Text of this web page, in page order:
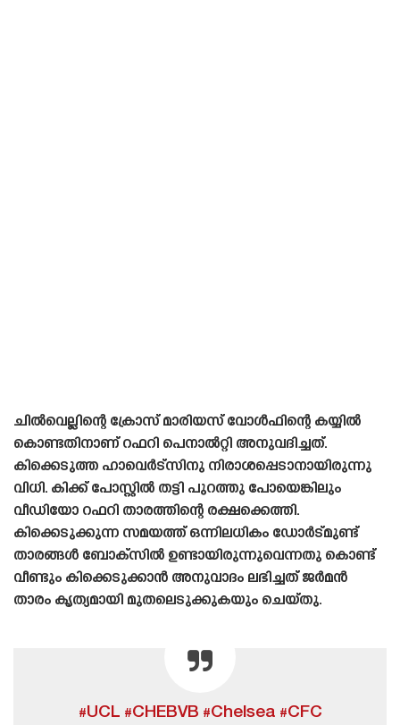
ചിൽവെല്ലിന്റെ ക്രോസ് മാരിയസ് വോൾഫിന്റെ കയ്യിൽ
കൊണ്ടതിനാണ് റഫറി പെനാൽറ്റി അനുവദിച്ചത്.
കിക്കെടുത്ത ഹാവെർട്സിനു നിരാശപ്പെടാനായിരുന്നു
വിധി. കിക്ക് പോസ്റ്റിൽ തട്ടി പുറത്തു പോയെങ്കിലും
വീഡിയോ റഫറി താരത്തിന്റെ രക്ഷക്കെത്തി.
കിക്കെടുക്കുന്ന സമയത്ത് ഒന്നിലധികം ഡോർട്മുണ്ട്
താരങ്ങൾ ബോക്‌സിൽ ഉണ്ടായിരുന്നുവെന്നതു കൊണ്ട്
വീണ്ടും കിക്കെടുക്കാൻ അനുവാദം ലഭിച്ചത് ജർമൻ
താരം കൃത്യമായി മുതലെടുക്കുകയും ചെയ്‌തു.
#UCL #CHEBVB #Chelsea #CFC